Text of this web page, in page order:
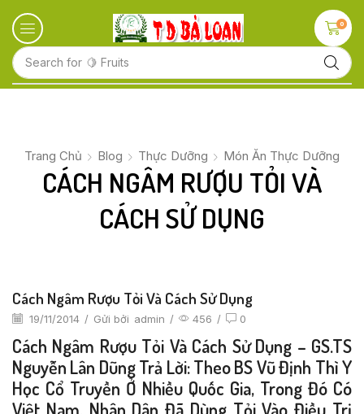
Search for 🍋 Fruits
0
Trang Chủ Blog Thực Dưỡng Món Ăn Thực Dưỡng
CÁCH NGÂM RƯỢU TỎI VÀ
CÁCH SỬ DỤNG
Cách Ngâm Rượu Tỏi Và Cách Sử Dụng
19/11/2014 / Gửi bởi admin / 456 / 0
Cách Ngâm Rượu Tỏi Và Cách Sử Dụng – GS.TS
Nguyễn Lân Dũng Trả Lời: Theo BS Vũ Định Thì Y
Học Cổ Truyền Ở Nhiều Quốc Gia, Trong Đó Có
Việt Nam, Nhân Dân Đã Dùng Tỏi Vào Điều Trị